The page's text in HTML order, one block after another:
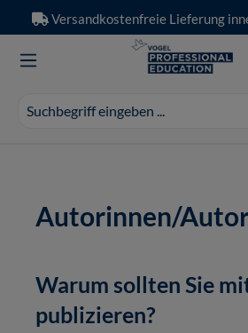
Zum Hauptinhalt springen
Versandkostenfreie Lieferung
erscheinen
Autorinnen/
Warum sollten Sie
publizieren?